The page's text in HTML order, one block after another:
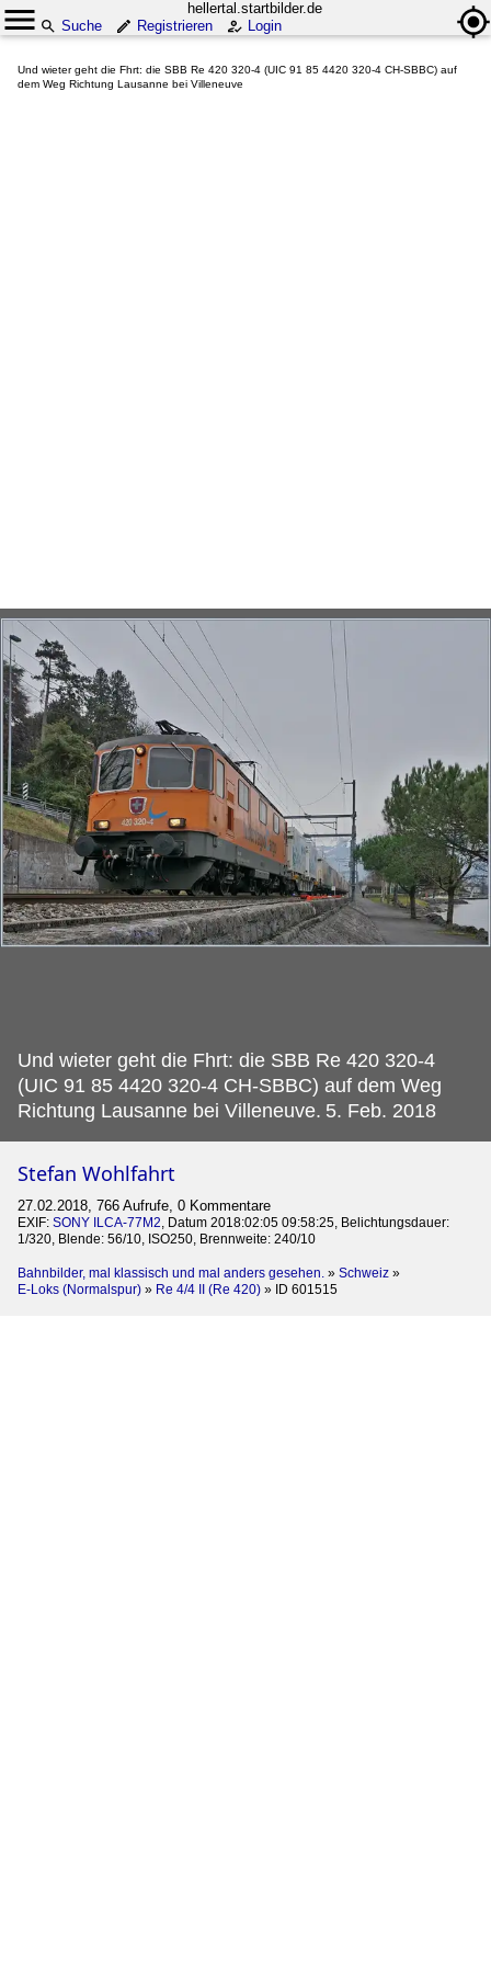
hellertal.startbilder.de
Suche
Registrieren Login
Und wieter geht die Fhrt: die SBB Re 420 320-4 (UIC 91 85 4420 320-4 CH-SBBC) auf
dem Weg Richtung Lausanne bei Villeneuve
Und wieter geht die Fhrt: die SBB Re 420 320-4
(UIC 91 85 4420 320-4 CH-SBBC) auf dem Weg
Richtung Lausanne bei Villeneuve. 5. Feb. 2018
Stefan Wohlfahrt
27.02.2018, 766 Aufrufe, 0 Kommentare
EXIF: SONY ILCA-77M2, Datum 2018:02:05 09:58:25, Belichtungsdauer:
1/320, Blende: 56/10, ISO250, Brennweite: 240/10
Bahnbilder, mal klassisch und mal anders gesehen. » Schweiz »
E-Loks (Normalspur) » Re 4/4 II (Re 420) » ID 601515